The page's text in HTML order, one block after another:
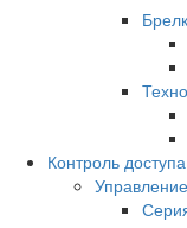
Контроль доступа